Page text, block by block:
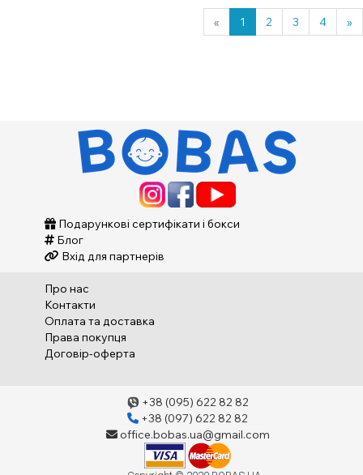
« 1 2 3 4 »
Подарункові сертифікати і бокси
Блог
Вхід для партнерів
Про нас
Контакти
Оплата та доставка
Права покупця
Договір-оферта
+38 (095) 622 82 82
+38 (097) 622 82 82
office.bobas.ua@gmail.com